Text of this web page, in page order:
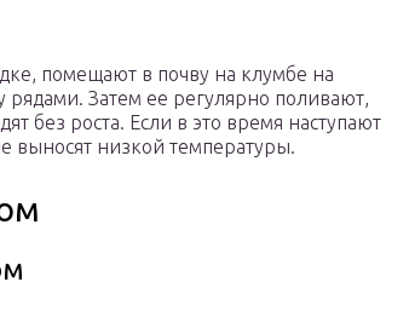
помещают в почву на клумбе на
рядами. Затем ее регулярно поливают,
без роста. Если в это время наступают
выносят низкой температуры.